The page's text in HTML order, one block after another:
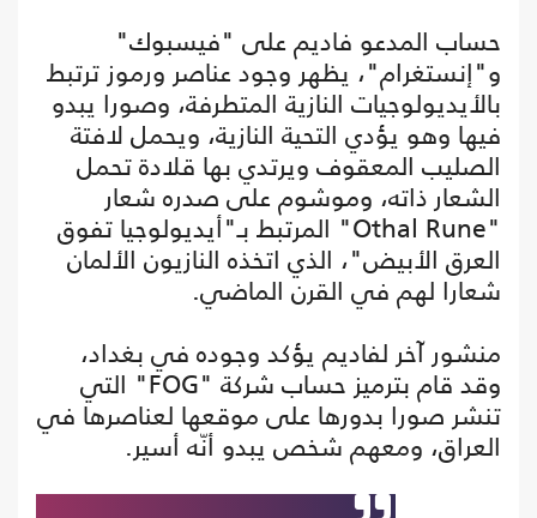
حساب المدعو فاديم على "فيسبوك"
و"إنستغرام"، يظهر وجود عناصر ورموز ترتبط
بالأيديولوجيات النازية المتطرفة، وصورا يبدو
فيها وهو يؤدي التحية النازية، ويحمل لافتة
الصليب المعقوف ويرتدي بها قلادة تحمل
الشعار ذاته، وموشوم على صدره شعار
"Othal Rune" المرتبط بـ"أيديولوجيا تفوق
العرق الأبيض"، الذي اتخذه النازيون الألمان
شعارا لهم في القرن الماضي.
منشور آخر لفاديم يؤكد وجوده في بغداد،
وقد قام بترميز حساب شركة "FOG" التي
تنشر صورا بدورها على موقعها لعناصرها في
العراق، ومعهم شخص يبدو أنّه أسير.